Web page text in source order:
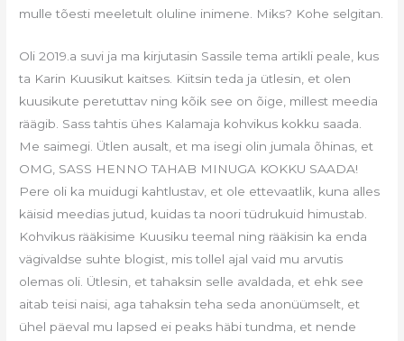
mulle tõesti meeletult oluline inimene. Miks? Kohe selgitan.
Oli 2019.a suvi ja ma kirjutasin Sassile tema artikli peale, kus
ta Karin Kuusikut kaitses. Kiitsin teda ja ütlesin, et olen
kuusikute peretuttav ning kõik see on õige, millest meedia
räägib. Sass tahtis ühes Kalamaja kohvikus kokku saada.
Me saimegi. Ütlen ausalt, et ma isegi olin jumala õhinas, et
OMG, SASS HENNO TAHAB MINUGA KOKKU SAADA!
Pere oli ka muidugi kahtlustav, et ole ettevaatlik, kuna alles
käisid meedias jutud, kuidas ta noori tüdrukuid himustab.
Kohvikus rääkisime Kuusiku teemal ning rääkisin ka enda
vägivaldse suhte blogist, mis tollel ajal vaid mu arvutis
olemas oli. Ütlesin, et tahaksin selle avaldada, et ehk see
aitab teisi naisi, aga tahaksin teha seda anonüümselt, et
ühel päeval mu lapsed ei peaks häbi tundma, et nende